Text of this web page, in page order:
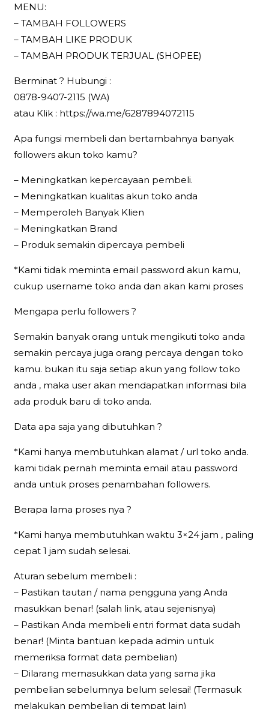
MENU:
– TAMBAH FOLLOWERS
– TAMBAH LIKE PRODUK
– TAMBAH PRODUK TERJUAL (SHOPEE)
Berminat ? Hubungi :
0878-9407-2115 (WA)
atau Klik : https://wa.me/6287894072115
Apa fungsi membeli dan bertambahnya banyak
followers akun toko kamu?
– Meningkatkan kepercayaan pembeli.
– Meningkatkan kualitas akun toko anda
– Memperoleh Banyak Klien
– Meningkatkan Brand
– Produk semakin dipercaya pembeli
*Kami tidak meminta email password akun kamu,
cukup username toko anda dan akan kami proses
Mengapa perlu followers ?
Semakin banyak orang untuk mengikuti toko anda
semakin percaya juga orang percaya dengan toko
kamu. bukan itu saja setiap akun yang follow toko
anda , maka user akan mendapatkan informasi bila
ada produk baru di toko anda.
Data apa saja yang dibutuhkan ?
*Kami hanya membutuhkan alamat / url toko anda.
kami tidak pernah meminta email atau password
anda untuk proses penambahan followers.
Berapa lama proses nya ?
*Kami hanya membutuhkan waktu 3×24 jam , paling
cepat 1 jam sudah selesai.
Aturan sebelum membeli :
– Pastikan tautan / nama pengguna yang Anda
masukkan benar! (salah link, atau sejenisnya)
– Pastikan Anda membeli entri format data sudah
benar! (Minta bantuan kepada admin untuk
memeriksa format data pembelian)
– Dilarang memasukkan data yang sama jika
pembelian sebelumnya belum selesai! (Termasuk
melakukan pembelian di tempat lain)